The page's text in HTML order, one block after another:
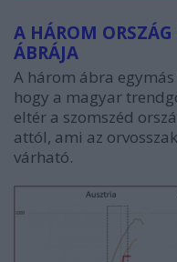
A HÁROM
ÁBRÁJA
A három ábra
hogy a magyar
eltér a szomszéd
attól, ami az
várható.